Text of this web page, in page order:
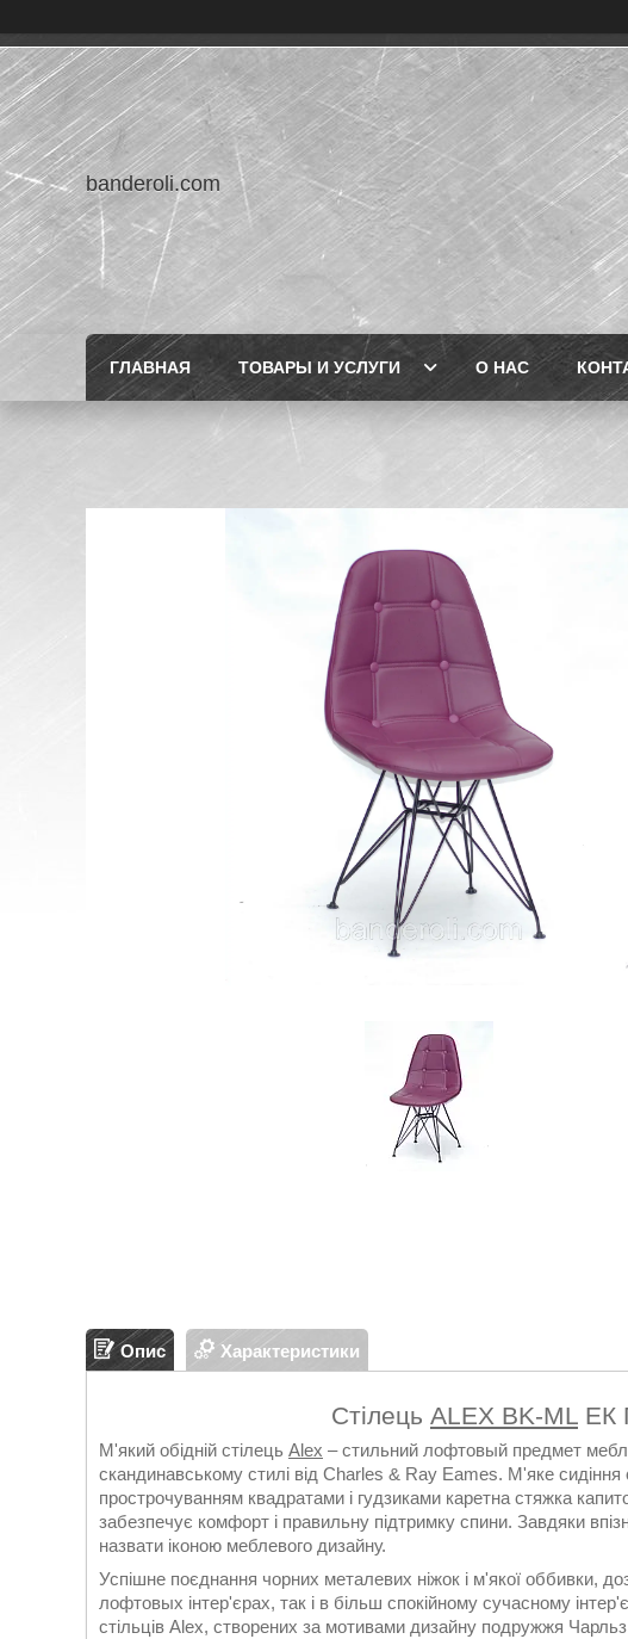
banderoli.com
ГЛАВНАЯ ТОВАРЫ И УСЛУГИ О НАС
Опис Характеристики
Стілець ALEX BK-ML ЕК
М'який обідній стілець Alex – стильний лофтовый предмет
скандинавському стилі від Charles & Ray Eames. М'яке сидіння
прострочуванням квадратами і гудзиками каретна стяжка
забезпечує комфорт і правильну підтримку спини. Завдяки
назвати іконою меблевого дизайну.
Успішне поєднання чорних металевих ніжок і м'якої оббивки,
лофтовых інтер'єрах, так і в більш спокійному сучасному
стільців Alex, створених за мотивами дизайну подружжя